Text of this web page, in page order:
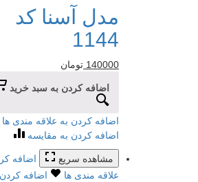
مدل آسنا کد
1144
140000 تومان
اضافه کردن به سبد خرید
اضافه کردن به علاقه مندی ها
اضافه کردن به مقایسه
مشاهده سریع
اضافه
علاقه مندی ها
اضافه